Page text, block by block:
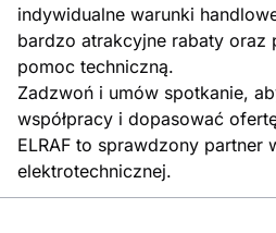
indywidualne warunki
bardzo atrakcyjne rabaty oraz
pomoc techniczną.
Zadzwoń i umów spotkanie,
współpracy i dopasować
ELRAF to sprawdzony partner
elektrotechnicznej.